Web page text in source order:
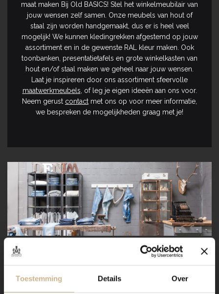
Toestemming Details Over
maat maken Bij Old BASICS! Stel het winkelmeubilair van
jouw wensen zelf samen. Onze meubels van hout of
staal zijn worden handgemaakt, dus er is heel veel
mogelijk! We kunnen kledingrekken afgestemd op jouw
assortiment en in de gewenste RAL kleur maken. Ook
toonbanken, presentatietafels en grote winkelkasten van
hout en/of staal maken we geheel naar jouw wensen.
Laat je inspireren door ons assortiment sfeervolle
maatwerkmeubels , of leg je eigen ideeën aan ons voor.
Neem gerust contact met ons op voor meer informatie,
we bespreken de mogelijkheden graag met je!
Laat je INSPIREREN